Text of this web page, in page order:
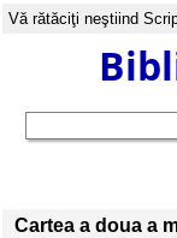
Vă rătăciţi neştiind
Cartea a doua a